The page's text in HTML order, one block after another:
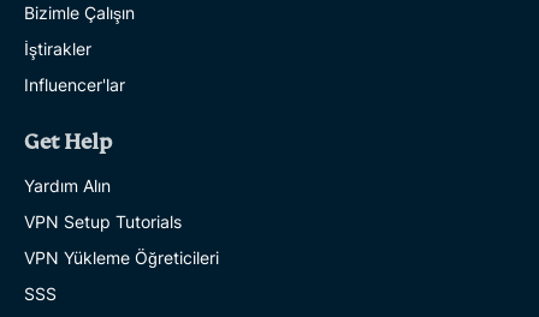
Bizimle Çalışın
İştirakler
Influencer'lar
Get Help
Yardım Alın
VPN Setup Tutorials
VPN Yükleme Öğreticileri
SSS